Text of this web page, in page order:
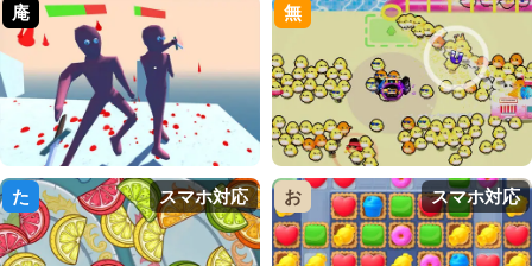
庵 無
た スマホ対応 お スマホ対応